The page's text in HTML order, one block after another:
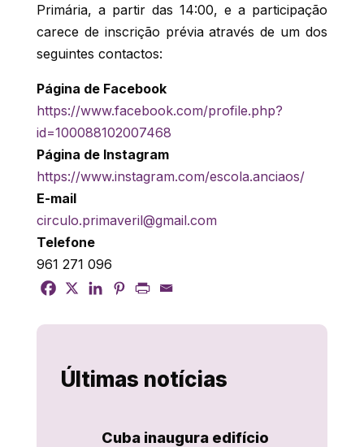
Primária, a partir das 14:00, e a participação
carece de inscrição prévia através de um dos
seguintes contactos:
Página de Facebook
https://www.facebook.com/profile.php?
id=100088102007468
Página de Instagram
https://www.instagram.com/escola.anciaos/
E-mail
circulo.primaveril@gmail.com
Telefone
961 271 096
Últimas notícias
Cuba inaugura edifício